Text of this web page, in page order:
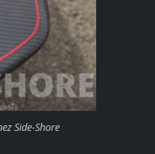
Side-Shore